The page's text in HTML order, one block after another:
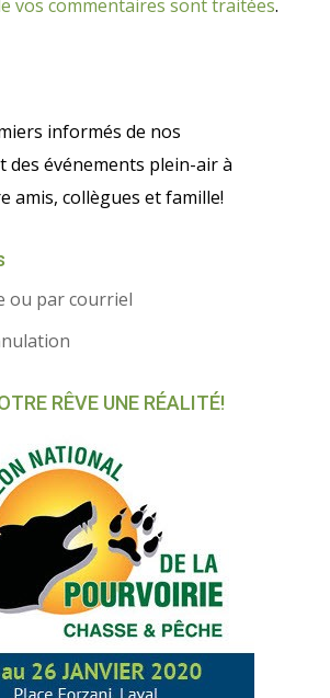
vos commentaires sont traitées.
informés de nos
des événements plein-air à
amis, collègues et famille!
ou par courriel
RÊVE UNE RÉALITÉ!